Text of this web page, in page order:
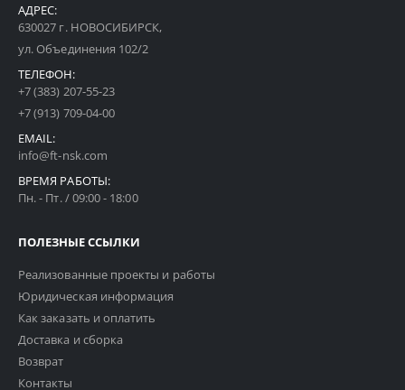
АДРЕС:
630027 г. НОВОСИБИРСК,
ул. Объединения 102/2
ТЕЛЕФОН:
+7 (383) 207-55-23
+7 (913) 709-04-00
EMAIL:
info@ft-nsk.com
ВРЕМЯ РАБОТЫ:
Пн. - Пт. / 09:00 - 18:00
ПОЛЕЗНЫЕ ССЫЛКИ
Реализованные проекты и работы
Юридическая информация
Как заказать и оплатить
Доставка и сборка
Возврат
Контакты